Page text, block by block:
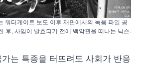
워터게이트 보도 이후 재판에서의 녹음 파일 공
후, 사임이 발효되기 전에 백악관을 떠나는 닉슨.
는 특종을 터뜨려도 사회가 반응